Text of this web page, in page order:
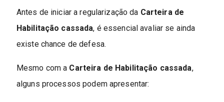
Antes de iniciar a regularização da Carteira de
Habilitação cassada, é essencial avaliar se ainda
existe chance de defesa.
Mesmo com a Carteira de Habilitação cassada,
alguns processos podem apresentar: